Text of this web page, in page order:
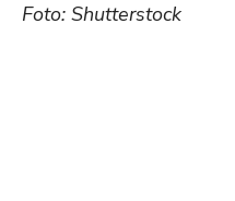
Foto: Shutterstock